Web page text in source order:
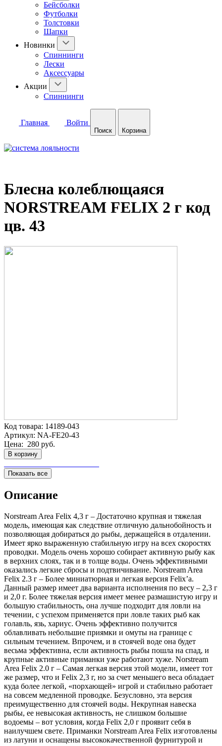
Бейсболки
Футболки
Толстовки
Шапки
Новинки
Спиннинги
Лески
Аксессуары
Акции
Спиннинги
Главная Войти
Поиск Корзина
Блесна колеблющаяся
NORSTREAM FELIX 2 г код
цв. 43
Код товара: 14189-043
Артикул: NA-FE20-43
Цена: 280 руб.
В корзину
Показать все
Описание
Norstream Area Felix 4,3 г – Достаточно крупная и тяжелая
модель, имеющая как следствие отличную дальнобойность и
позволяющая добираться до рыбы, держащейся в отдалении.
Имеет ярко выраженную стабильную игру на всех скоростях
проводки. Модель очень хорошо собирает активную рыбу как
в верхних слоях, так и в толще воды. Очень эффективными
оказались легкие сбросы и подтвичивание. Norstream Area
Felix 2.3 г – Более миниатюрная и легкая версия Felix’a.
Данный размер имеет два варианта исполнения по весу – 2,3 г
и 2,0 г. Более тяжелая версия имеет менее размашистую игру и
большую стабильность, она лучше подходит для ловли на
течении, с успехом применяется при ловле таких рыб как
голавль, язь, хариус. Очень эффективно получится
облавливать небольшие приямки и омуты на границе с
сильным течением. Впрочем, и в стоячей воде она будет
весьма эффективна, если активность рыбы пошла на спад, и
крупные активные приманки уже работают хуже. Norstream
Area Felix 2.0 г – Самая легкая версия этой модели, имеет тот
же размер, что и Felix 2,3 г, но за счет меньшего веса обладает
куда более легкой, «порхающей» игрой и стабильно работает
на совсем медленной проводке. Безусловно, эта версия
преимущественно для стоячей воды. Некрупная навеска
рыбы, ее невысокая активность, не слишком большие
водоемы – вот условия, когда Felix 2,0 г проявит себя в
наилучшем свете. Приманки Norstream Area Felix изготовлены
из латуни и оснащены высококачественной фурнитурой и